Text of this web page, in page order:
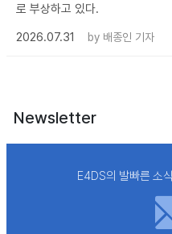
로 부상하고 있다.
2026.07.31
by 배종인 기자
Newsletter
E4DS의 발빠른 소